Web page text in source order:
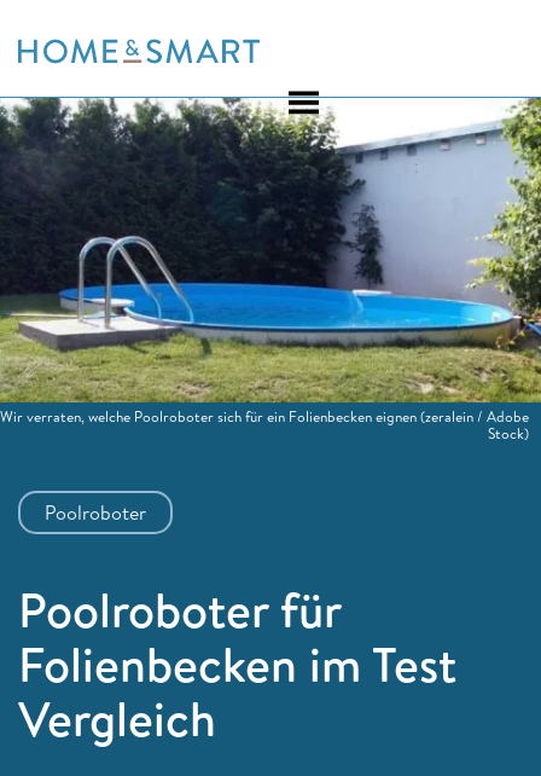
to
Poolroboter
Poolroboter für
Folienbecken im Test
Vergleich
Wir verraten, welche Poolroboter sich für ein Folienbecken eignen(zeralein / Adobe
Stock)